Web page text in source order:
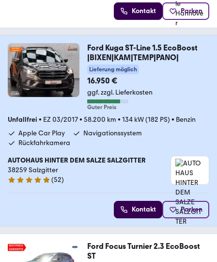
Kontakt Parken
Ford Kuga ST-Line 1.5 EcoBoost
|BIXEN|KAM|TEMP|PANO|
Lieferung möglich
16.950 €
ggf. zzgl. Lieferkosten
Guter Preis
Unfallfrei • EZ 03/2017• 58.200 km • 134 kW (182 PS) • Benzin
Apple Car Play
Navigationssystem
Rückfahrkamera
AUTOHAUS HINTER DEM SALZE SALZGITTER
38259 Salzgitter
4.9 Sterne
(52)
Kontakt Parken
Ford Focus Turnier 2.3 EcoBoost
ST